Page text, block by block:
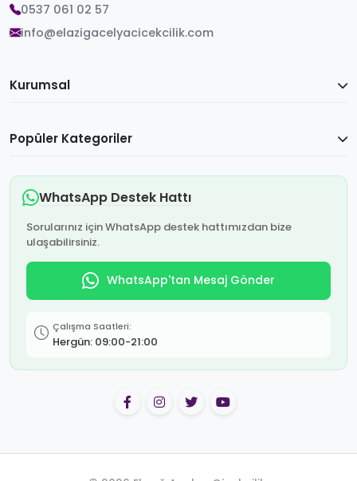
0537 061 02 57
info@elazigacelyacicekcilik.com
Kurumsal
Popüler Kategoriler
WhatsApp Destek Hattı
Sorularınız için WhatsApp destek hattımızdan bize
ulaşabilirsiniz.
WhatsApp'tan Mesaj Gönder
Çalışma Saatleri:
Hergün: 09:00-21:00